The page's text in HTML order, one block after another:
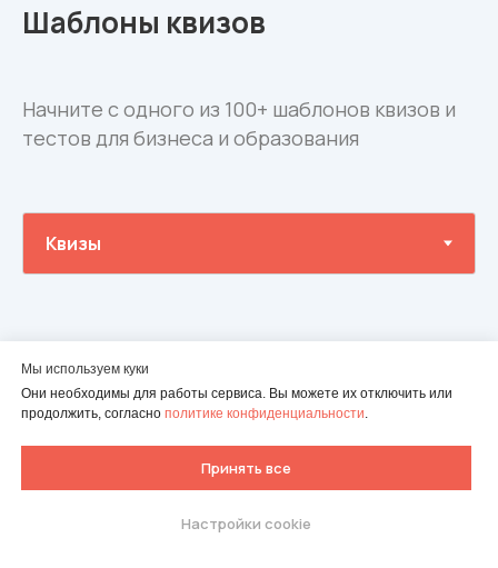
Мы используем куки
Они необходимы для работы сервиса. Вы можете их отключить или
продолжить, согласно политике конфиденциальности.
Принять все
Настройки cookie
Попробуйте собрать свой
Шаблоны квизов
Начните с одного из 100+ шаблонов квизов и
тестов для бизнеса и образования
Квиз для подбора тура
Проможет подобрать лучший вариант